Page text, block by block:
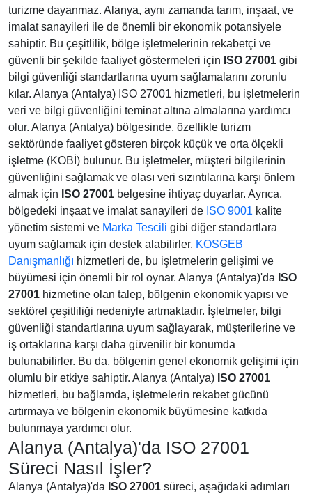
turizme dayanmaz. Alanya, aynı zamanda tarım, inşaat, ve
imalat sanayileri ile de önemli bir ekonomik potansiyele
sahiptir. Bu çeşitlilik, bölge işletmelerinin rekabetçi ve
güvenli bir şekilde faaliyet göstermeleri için ISO 27001 gibi
bilgi güvenliği standartlarına uyum sağlamalarını zorunlu
kılar. Alanya (Antalya) ISO 27001 hizmetleri, bu işletmelerin
veri ve bilgi güvenliğini teminat altına almalarına yardımcı
olur. Alanya (Antalya) bölgesinde, özellikle turizm
sektöründe faaliyet gösteren birçok küçük ve orta ölçekli
işletme (KOBİ) bulunur. Bu işletmeler, müşteri bilgilerinin
güvenliğini sağlamak ve olası veri sızıntılarına karşı önlem
almak için ISO 27001 belgesine ihtiyaç duyarlar. Ayrıca,
bölgedeki inşaat ve imalat sanayileri de ISO 9001 kalite
yönetim sistemi ve Marka Tescili gibi diğer standartlara
uyum sağlamak için destek alabilirler. KOSGEB
Danışmanlığı hizmetleri de, bu işletmelerin gelişimi ve
büyümesi için önemli bir rol oynar. Alanya (Antalya)'da ISO
27001 hizmetine olan talep, bölgenin ekonomik yapısı ve
sektörel çeşitliliği nedeniyle artmaktadır. İşletmeler, bilgi
güvenliği standartlarına uyum sağlayarak, müşterilerine ve
iş ortaklarına karşı daha güvenilir bir konumda
bulunabilirler. Bu da, bölgenin genel ekonomik gelişimi için
olumlu bir etkiye sahiptir. Alanya (Antalya) ISO 27001
hizmetleri, bu bağlamda, işletmelerin rekabet gücünü
artırmaya ve bölgenin ekonomik büyümesine katkıda
bulunmaya yardımcı olur.
Alanya (Antalya)'da ISO 27001
Süreci Nasıl İşler?
Alanya (Antalya)'da ISO 27001 süreci, aşağıdaki adımları